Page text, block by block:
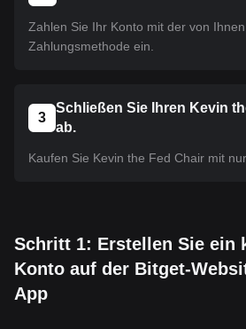
Zahlen Sie Ihr Konto mit der von
Zahlungsmethode ein.
3
Schließen Sie Ihren Kevin
ab.
Kaufen Sie Kevin the Fed Chair mit
Schritt 1: Erstellen Sie ein
Konto auf der Bitget-
App